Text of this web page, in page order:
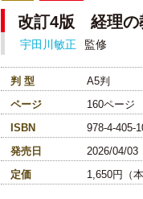
改訂4版 経理の
宇田川敏正 監修
判 型
A5判
ページ
160ページ
ISBN
978-4-405-
発売日
2026/04/03
定価
1,650円（